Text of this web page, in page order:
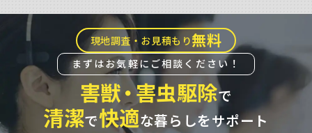
現地調査・お見積もり無料
まずはお気軽にご相談ください！
害獣・害虫駆除で
清潔で快適な暮らしをサポート